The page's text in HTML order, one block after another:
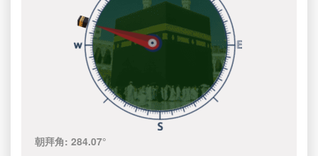
朝拜角:284.07°